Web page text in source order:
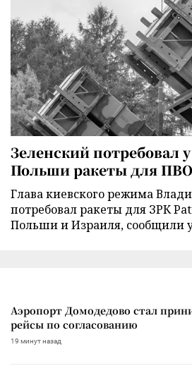
Зеленский потребовал
Польши ракеты для ПВО
Глава киевского режима
потребовал ракеты для ЗРК
Польши и Израиля, сообщили
Аэропорт Домодедово стал
рейсы по согласованию
19 минут назад